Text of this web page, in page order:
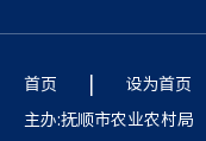
首页 | 设为首页
主办:抚顺市农业农村局